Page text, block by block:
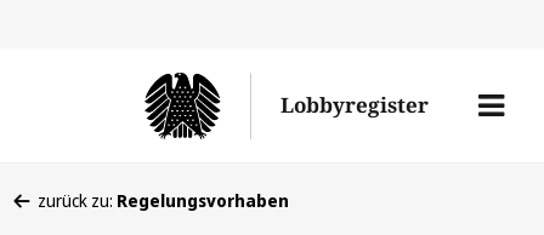
Lobbyregister
Menü
befinden
zurück zu: Regelungsvorhaben